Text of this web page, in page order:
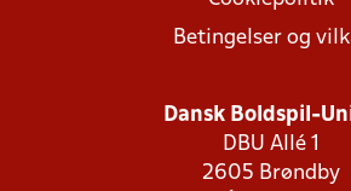
Betingelser og
Dansk Boldspil-
DBU Allé 1
2605 Brøndby